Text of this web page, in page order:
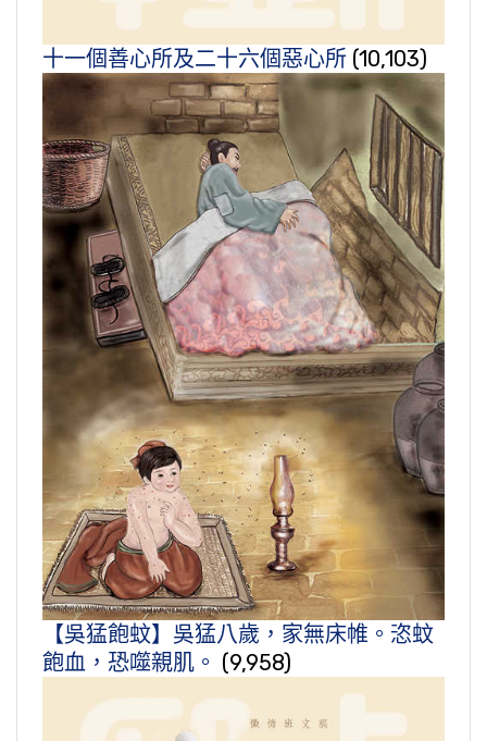
十一個善心所及二十六個惡心所 (10,103)
【吳猛飽蚊】吳猛八歲，家無床帷。恣蚊
飽血，恐噬親肌。 (9,958)